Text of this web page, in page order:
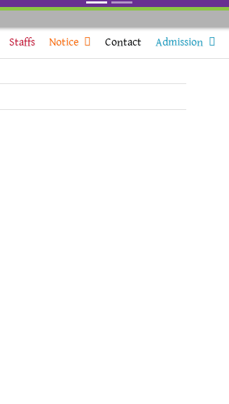
Staffs Notice Contact Admission